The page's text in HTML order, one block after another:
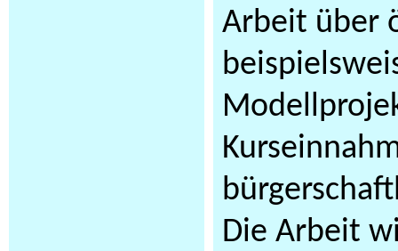
Arbeit über
Die Arbeit